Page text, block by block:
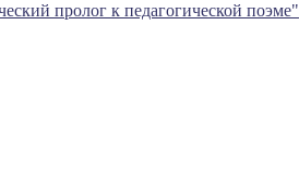
пролог к педагогической поэме"